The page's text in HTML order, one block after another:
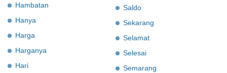
Hambatan
Hanya
Harga
Harganya
Hari
Saldo
Sekarang
Selamat
Selesai
Semarang